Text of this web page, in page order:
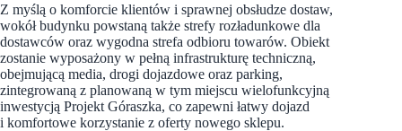
Z myślą o komforcie klientów i sprawnej obsłudze dostaw,
wokół budynku powstaną także strefy rozładunkowe dla
dostawców oraz wygodna strefa odbioru towarów. Obiekt
zostanie wyposażony w pełną infrastrukturę techniczną,
obejmującą media, drogi dojazdowe oraz parking,
zintegrowaną z planowaną w tym miejscu wielofunkcyjną
inwestycją Projekt Góraszka, co zapewni łatwy dojazd
i komfortowe korzystanie z oferty nowego sklepu.